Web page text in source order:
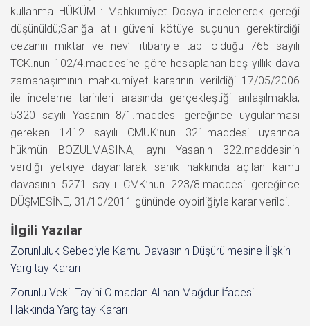
kullanma HÜKÜM : Mahkumiyet Dosya incelenerek gereği
düşünüldü;Sanığa atılı güveni kötüye suçunun gerektirdiği
cezanın miktar ve nev’i itibariyle tabi olduğu 765 sayılı
TCK.nun 102/4.maddesine göre hesaplanan beş yıllık dava
zamanaşımının mahkumiyet kararının verildiği 17/05/2006
ile inceleme tarihleri arasında gerçekleştiği anlaşılmakla;
5320 sayılı Yasanın 8/1.maddesi gereğince uygulanması
gereken 1412 sayılı CMUK’nun 321.maddesi uyarınca
hükmün BOZULMASINA, aynı Yasanın 322.maddesinin
verdiği yetkiye dayanılarak sanık hakkında açılan kamu
davasının 5271 sayılı CMK’nun 223/8.maddesi gereğince
DÜŞMESİNE, 31/10/2011 gününde oybirliğiyle karar verildi.
İlgili Yazılar
Zorunluluk Sebebiyle Kamu Davasının Düşürülmesine İlişkin
Yargıtay Kararı
Zorunlu Vekil Tayini Olmadan Alınan Mağdur İfadesi
Hakkında Yargıtay Kararı